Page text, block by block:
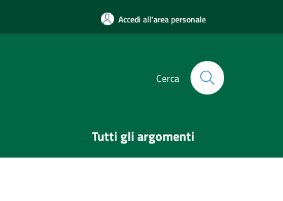
Accedi all'area personale
Cerca
Tutti gli argomenti